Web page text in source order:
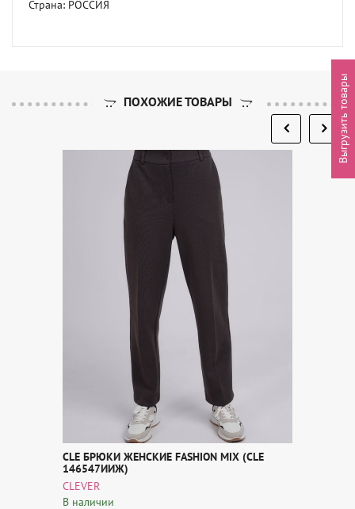
Страна: РОССИЯ
ПОХОЖИЕ ТОВАРЫ
CLE БРЮКИ ЖЕНСКИЕ FASHION MIX (CLE
146547ИИЖ)
CLEVER
В наличии
Выгрузить товары